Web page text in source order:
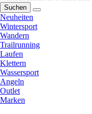
Suchen
Neuheiten
Wintersport
Wandern
Trailrunning
Laufen
Klettern
Wassersport
Angeln
Outlet
Marken